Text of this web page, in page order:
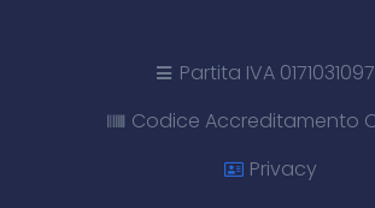
Partita IVA
Codice Accreditamento
Privacy